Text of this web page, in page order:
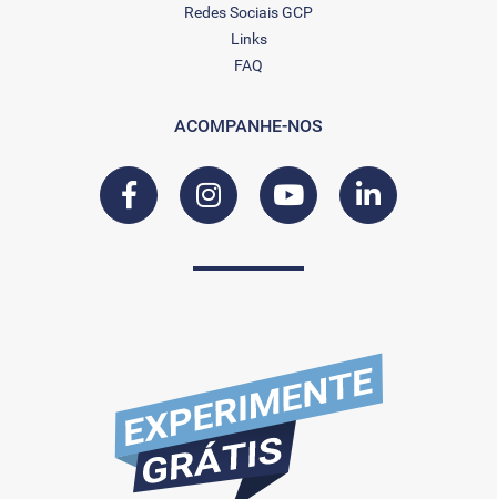
Redes Sociais GCP
Links
FAQ
ACOMPANHE-NOS